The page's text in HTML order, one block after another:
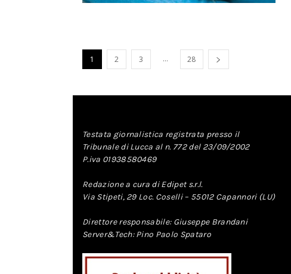
1 2 3 ... 28
Testata giornalistica registrata presso il
Tribunale di Lucca al n. 772 del 23/09/2002
P.iva 01938580469
Redazione a cura di Edipet s.r.l.
Via Stipeti, 29 Loc. Coselli – 55012 Capannori (LU)
Direttore responsabile: Giuseppe Brandani
Server&Tech: Pino Paolo Spataro